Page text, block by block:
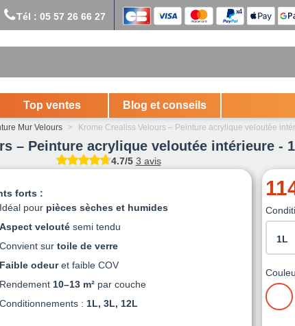
Tél : 05 57 26 66 27
Top ventes Blog et conseils
Mur Velours > Krome Crealiss Velours – Peinture acrylique veloutée
– Peinture acrylique veloutée intérieure -
4.7/5 3 avis
forts :
Idéal pour pièces sèches et humides
Aspect veloutésemi tendu
Convient sur toile de verre
Faible odeuret faible COV
Rendement 10–13 m²par couche
Conditionnements : 1L, 3L, 12L
1L
BLANC